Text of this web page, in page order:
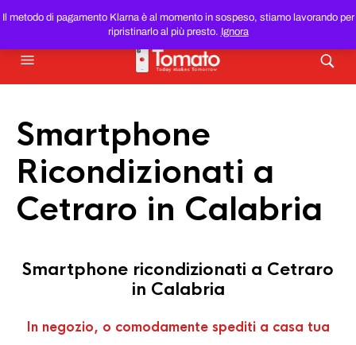
Il metodo di pagamento Klarna è al momento in sospeso, stiamo lavorando per
ripristinarlo al più presto. Ignora
SMARTPHONE E TABLET RICONDIZIONATIAL MIGLIOR
PREZZO DEL WEB!
Smartphone
Ricondizionati a
Cetraro in Calabria
Smartphone ricondizionati a Cetraro
in Calabria
In negozio, o comodamente spediti a casa tua